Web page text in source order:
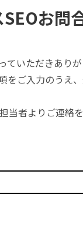
お問
ていただきありが
をご入力のうえ
当者よりご連絡を